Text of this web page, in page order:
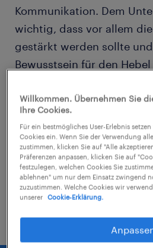
Kommunikation. Dem
wichtig, dass vor allem
gestärkt werden sollte
Bewusstsein für den
wurde. Ebenso stand die
Kommunikation im
dessen wurde die
Schichtleiter neu
nicht jeder die neuen
erfüllte, sollten einzelne
Willkommen. Übernehmen Sie
Ihre Cookies.
Für ein bestmögliches User-Erlebnis
Cookies ein. Wenn Sie der Verwendung
zustimmen, klicken Sie auf "Alle
Präferenzen anpassen, klicken Sie auf
festzulegen, welchen Cookies Sie
ablehnen" um nur dem Einsatz zwingend
zuzustimmen. Welche Cookies wir
unserer
Cookie-Erklärung.